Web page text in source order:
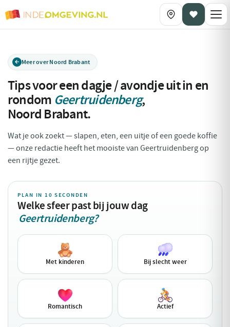
Meer over Noord Brabant
Tips voor een dagje / avondje uit in en
rondom Geertruidenberg,
Noord Brabant.
Wat je ook zoekt — slapen, eten, een uitje of een goede koffie
— onze redactie heeft het mooiste van Geertruidenberg op
een rijtje gezet.
PLAN IN 10 SECONDEN
Welke sfeer past bij jouw dag
Geertruidenberg?
Met kinderen Bij slecht weer
Romantisch Actief